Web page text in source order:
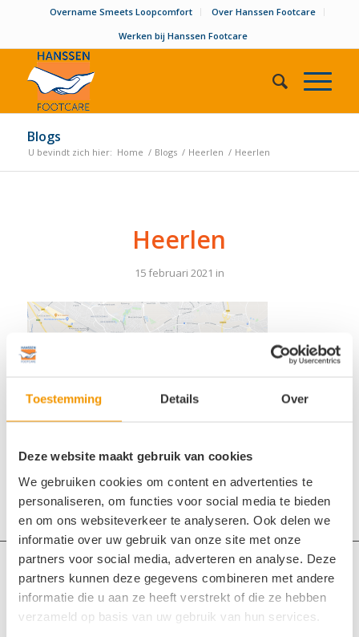
Toestemming Details Over
Deze website maakt gebruik van cookies
We gebruiken cookies om content en advertenties te
personaliseren, om functies voor social media te bieden
en om ons websiteverkeer te analyseren. Ook delen we
informatie over uw gebruik van onze site met onze
partners voor social media, adverteren en analyse. Deze
partners kunnen deze gegevens combineren met andere
informatie die u aan ze heeft verstrekt of die ze hebben
verzameld op basis van uw gebruik van hun services.
Overname Smeets Loopcomfort
Over Hanssen Footcare
Werken bij Hanssen Footcare
Blogs
U bevindt zich hier: Home / Blogs / Heerlen / Heerlen
Heerlen
15 februari 2021 in
Deel dit stuk
Maak een afspraak
Online voetencheck